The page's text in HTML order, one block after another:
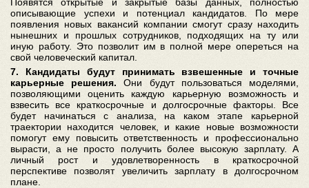
описывающие успехи и потенциал кандидатов. По мере
появления новых вакансий компании смогут сразу находить
нынешних и прошлых сотрудников, подходящих на ту или
иную работу. Это позволит им в полной мере опереться на
свой человеческий капитал.
7. Кандидаты будут принимать взвешенные и точные
карьерные решения. Они будут пользоваться моделями,
позволяющими оценить каждую карьерную возможность и
взвесить все краткосрочные и долгосрочные факторы. Все
будет начинаться с анализа, на каком этапе карьерной
траектории находится человек, и какие новые возможности
помогут ему повысить ответственность и профессионально
вырасти, а не просто получить более высокую зарплату. А
личный рост и удовлетворенность в краткосрочной
перспективе позволят увеличить зарплату в долгосрочном
плане.